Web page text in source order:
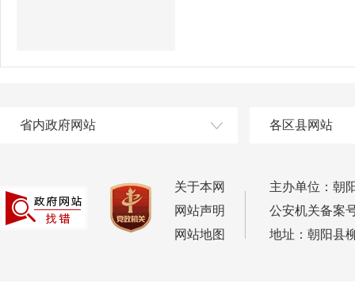
省内政府网站 各区县网站
关于本网
网站声明
网站地图
主办单位：朝
公安机关备案
地址：朝阳县